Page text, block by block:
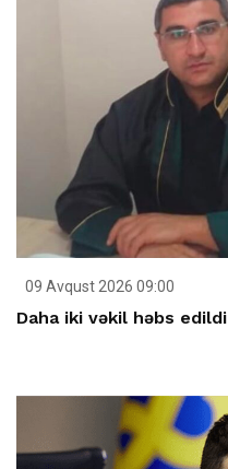
09 Avqust 2026 09:00
Daha iki vəkil həbs edildi